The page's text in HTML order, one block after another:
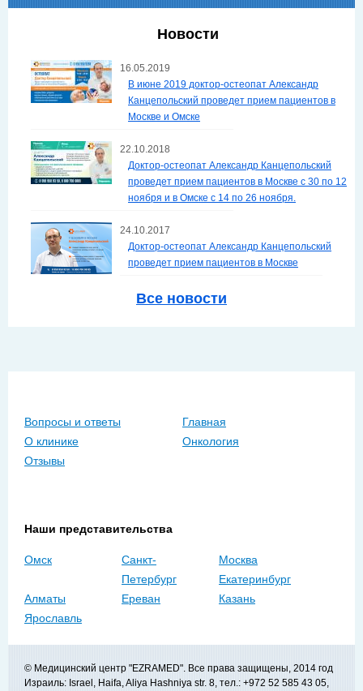
Новости
16.05.2019
В июне 2019 доктор-остеопат Александр
Канцепольский проведет прием пациентов в
Москве и Омске
22.10.2018
Доктор-остеопат Александр Канцепольский
проведет прием пациентов в Москве с 30 по 12
ноября и в Омске с 14 по 26 ноября.
24.10.2017
Доктор-остеопат Александр Канцепольский
проведет прием пациентов в Москве
Все новости
Вопросы и ответы
Главная
О клинике
Онкология
Отзывы
Наши представительства
Омск
Санкт-
Петербург
Москва
Екатеринбург
Алматы
Ереван
Казань
Ярославль
© Медицинский центр "EZRAMED". Все права защищены, 2014 год
Израиль: Israel, Haifa, Aliya Hashniya str. 8, тел.: +972 52 585 43 05,